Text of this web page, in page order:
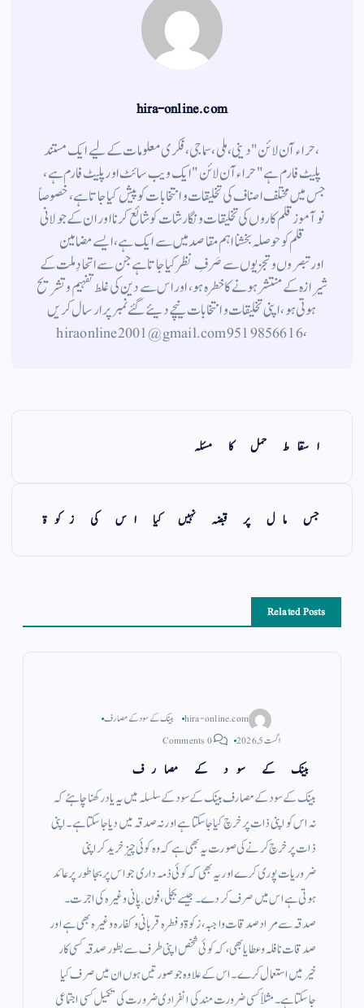
hira-online.com
،حراء آن لائن" دینی ، ملی ، سماجی ، فکری معلومات کے لیے ایک مستند
پلیٹ فارم ہے " حراء آن لائن " ایک ویب سائٹ اور پلیٹ فارم ہے ،
جس میں مختلف اصناف کی تخلیقات و انتخابات کو پیش کیا جاتا ہے ، خصوصاً
نوآموز قلم کاروں کی تخلیقات و نگارشات کو شائع کرنا اور ان کے جولانی
قلم کوحوصلہ بخشنا اہم مقاصد میں سے ایک ہے ، ایسے مضامین
اورتبصروں وتجزیوں سے صَرفِ نظر کیا جاتاہے جن سے اتحادِ ملت کے
شیرازہ کے منتشر ہونے کاخطرہ ہو ، اور اس سے دین کی غلط تفہیم وتشریح
ہوتی ہو، اپنی تخلیقات و انتخابات نیچے دیئے گئے نمبر پر ارسال کریں
، 9519856616 hiraonline2001@gmail.com
اسقاط حمل کا مسئلہ
جس مال پر قبضہ نہیں کیا اس کی زکوۃ
Related Posts
hira-online.com
بینک کے سود کے مصارف
اگست 5, 2026
0 Comments
بینک کے سود کے مصارف
بینک کے سود کے مصارف بینک کے سود کے سلسلہ میں یہ یاد رکھنا چاہئے کہ
نہ اس کو اپنی ذات پر خرچ کیا جاسکتا ہے اور نہ صدقہ میں دیا جا سکتا ہے ۔ اپنی
ذات پر خرچ کرنے کی صورت یہ بھی ہے کہ وہ کوئی چیز خرید کر اپنی
ضروریات پوری کرے اور یہ بھی کہ کوئی ذمہ داری جو اس پر بجا طور پر عائد
ہوتی ہے اس میں صرف کر دے ۔ جیسے بجلی ، فون . پانی وغیرہ کی اجرت ۔
صدقہ سے مراد صدقات واجبہ ، زکوة و فطرہ قربانی و کفارہ وغیرہ بھی ہے اور
صدقات نافلہ و عطایا بھی ، کہ کوئی شخص اپنی طرف سے بطور صدقہ کسی کار
خیر میں استعمال کرے ۔ اس کے علاوہ جو صورتیں ہوں ان میں صرف کیا
جاسکتا ہے ۔ مثلاً کسی ضرورت مند کی انفرادی ضرورت کی تکمیل کسی اجتماعی